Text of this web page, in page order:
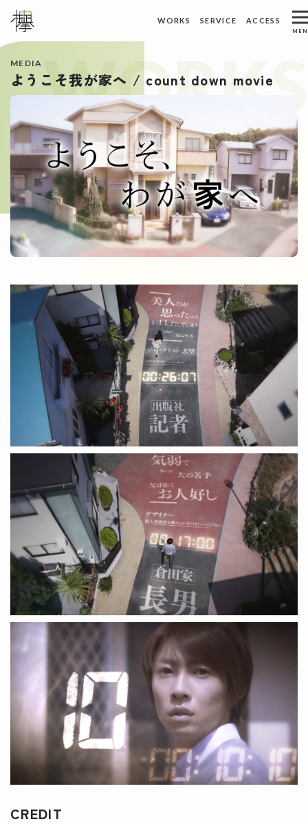
メインナビゲーション WORKS SERVICE ACCESS
WORKS
ABOUT US
SERVICE
サービス
CONTACT
お問い合わせ
WORKS
MEDIA
ようこそ我が家へ / count down movie
CREDIT